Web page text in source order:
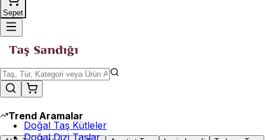
Sepet
Trend Aramalar
Doğal Taş Kütleler
Doğal Dizi Taşlar